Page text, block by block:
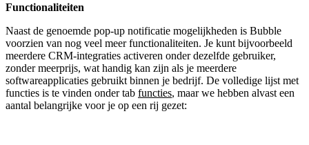
Functionaliteiten
Naast de genoemde pop-up notificatie mogelijkheden is Bubble
voorzien van nog veel meer functionaliteiten. Je kunt bijvoorbeeld
meerdere CRM-integraties activeren onder dezelfde gebruiker,
zonder meerprijs, wat handig kan zijn als je meerdere
softwareapplicaties gebruikt binnen je bedrijf. De volledige lijst met
functies is te vinden onder tab functies, maar we hebben alvast een
aantal belangrijke voor je op een rij gezet: